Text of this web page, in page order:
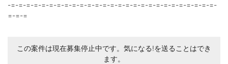
-=-=-=-=-=-=-=-=-=-=-=-=-=-=-=-=-=-=-=-=-=-=-=-=-=-=-=-
=-=-=
この案件は現在募集停止中です。気になる!を送ることはでき
ます。